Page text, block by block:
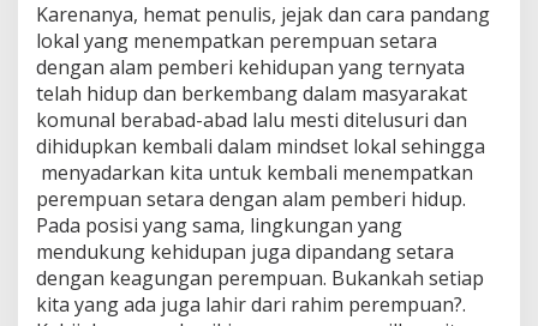
Karenanya, hemat penulis, jejak dan cara pandang
lokal yang menempatkan perempuan setara
dengan alam pemberi kehidupan yang ternyata
telah hidup dan berkembang dalam masyarakat
komunal berabad-abad lalu mesti ditelusuri dan
dihidupkan kembali dalam mindset lokal sehingga
menyadarkan kita untuk kembali menempatkan
perempuan setara dengan alam pemberi hidup.
Pada posisi yang sama, lingkungan yang
mendukung kehidupan juga dipandang setara
dengan keagungan perempuan. Bukankah setiap
kita yang ada juga lahir dari rahim perempuan?.